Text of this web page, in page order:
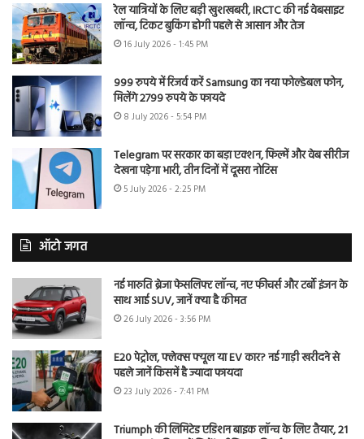
रेल यात्रियों के लिए बड़ी खुशखबरी, IRCTC की नई वेबसाइट
लॉन्च, टिकट बुकिंग होगी पहले से आसान और तेज
16 July 2026 - 1:45 PM
999 रुपये में रिजर्व करें Samsung का नया फोल्डेबल फोन,
मिलेंगे 2799 रुपये के फायदे
8 July 2026 - 5:54 PM
Telegram पर सरकार का बड़ा एक्शन, फिल्में और वेब सीरीज
देखना पड़ेगा भारी, तीन दिनों में दूसरा नोटिस
5 July 2026 - 2:25 PM
ऑटो जगत
नई मारुति ब्रेजा फेसलिफ्ट लॉन्च, नए फीचर्स और टर्बो इंजन के
साथ आई SUV, जानें क्या है कीमत
26 July 2026 - 3:56 PM
E20 पेट्रोल, फ्लेक्स फ्यूल या EV कार? नई गाड़ी खरीदने से
पहले जानें किसमें है ज्यादा फायदा
23 July 2026 - 7:41 PM
Triumph की लिमिटेड एडिशन बाइक लॉन्च के लिए तैयार, 21